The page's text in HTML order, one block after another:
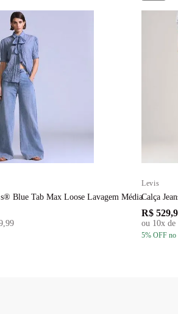
Blue Tab Max Loose Lavagem Média
Levis
Calça
R$
ou 10x de
5% OFF no